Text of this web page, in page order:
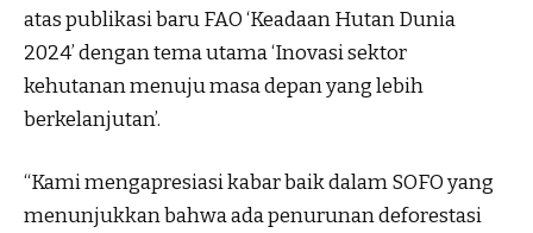
atas publikasi baru FAO ‘Keadaan Hutan Dunia
2024’ dengan tema utama ‘Inovasi sektor
kehutanan menuju masa depan yang lebih
berkelanjutan’.
“Kami mengapresiasi kabar baik dalam SOFO yang
menunjukkan bahwa ada penurunan deforestasi